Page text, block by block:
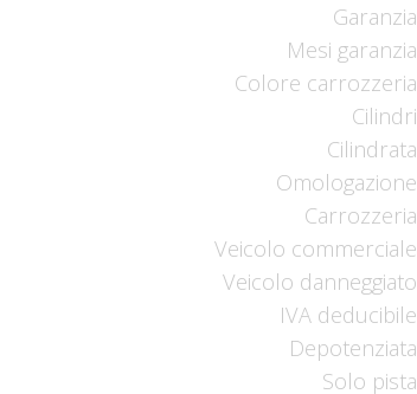
Garanzia
Mesi garanzia
Colore carrozzeria
Cilindri
Cilindrata
Omologazione
Carrozzeria
Veicolo commerciale
Veicolo danneggiato
IVA deducibile
Depotenziata
Solo pista